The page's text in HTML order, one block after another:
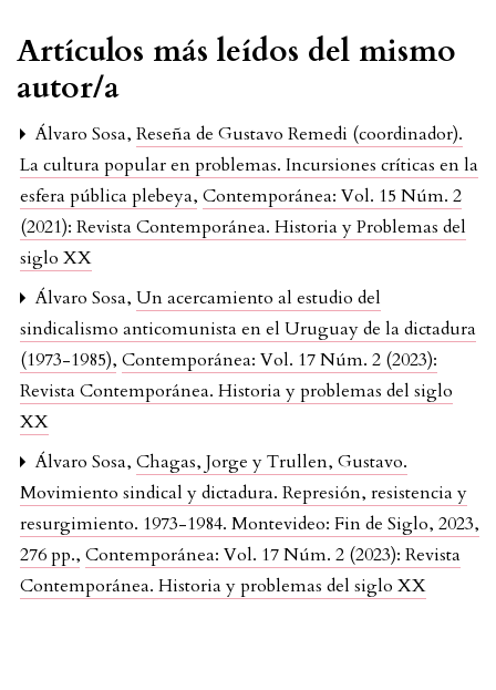
Artículos más leídos del mismo
autor/a
Álvaro Sosa, Reseña de Gustavo Remedi (coordinador).
La cultura popular en problemas. Incursiones críticas en la
esfera pública plebeya, Contemporánea: Vol. 15 Núm. 2
(2021): Revista Contemporánea. Historia y Problemas del
siglo XX
Álvaro Sosa, Un acercamiento al estudio del
sindicalismo anticomunista en el Uruguay de la dictadura
(1973-1985), Contemporánea: Vol. 17 Núm. 2 (2023):
Revista Contemporánea. Historia y problemas del siglo
XX
Álvaro Sosa, Chagas, Jorge y Trullen, Gustavo.
Movimiento sindical y dictadura. Represión, resistencia y
resurgimiento. 1973-1984. Montevideo: Fin de Siglo, 2023,
276 pp., Contemporánea: Vol. 17 Núm. 2 (2023): Revista
Contemporánea. Historia y problemas del siglo XX